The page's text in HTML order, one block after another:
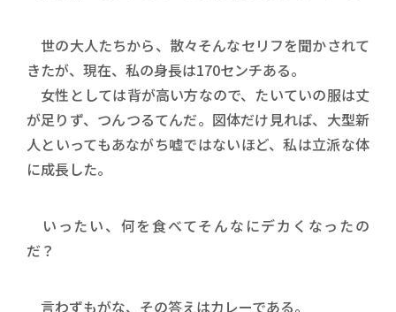
世の大人たちから、散々そんなセリフを聞かされて
きたが、現在、私の身長は170センチある。
女性としては背が高い方なので、たいていの服は丈
が足りず、つんつるてんだ。図体だけ見れば、大型新
人といってもあながち嘘ではないほど、私は立派な体
に成長した。
いったい、何を食べてそんなにデカくなったの
だ？
言わずもがな、その答えはカレーである。